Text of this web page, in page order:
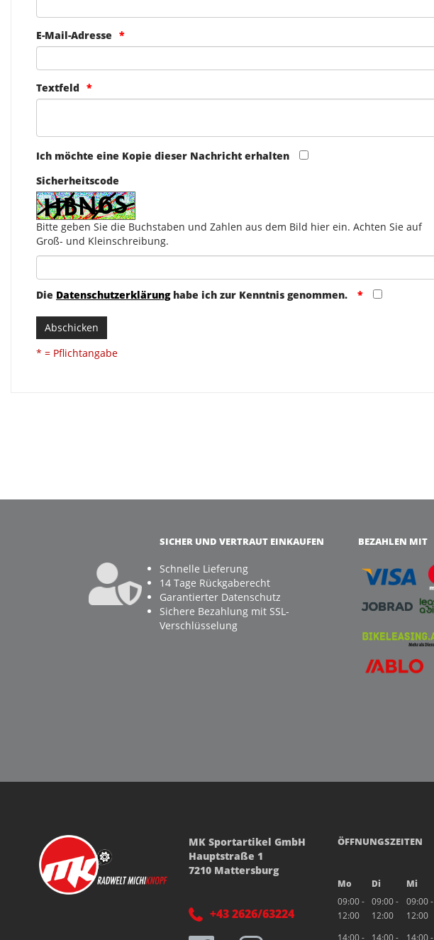
E-Mail-Adresse
Textfeld
Ich möchte eine Kopie dieser Nachricht erhalten
Sicherheitscode
Bitte geben Sie die Buchstaben und Zahlen aus dem Bild hier ein. Achten Sie auf
Groß- und Kleinschreibung.
Die Datenschutzerklärunghabe ich zur Kenntnis genommen.
Abschicken
* = Pflichtangabe
SICHER UND VERTRAUT EINKAUFEN
Schnelle Lieferung
14 Tage Rückgaberecht
Garantierter Datenschutz
Sichere Bezahlung mit SSL-
Verschlüsselung
BEZAHLEN MIT
MK Sportartikel GmbH
Hauptstraße 1
7210 Mattersburg
+43 2626/63224
ÖFFNUNGSZEITEN
Mo Di Mi
09:00 -
12:00
09:00 -
12:00
09:00 -
12:00